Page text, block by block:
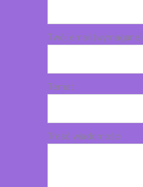
Twój email (wymagane)
Temat
Treść wiadomości